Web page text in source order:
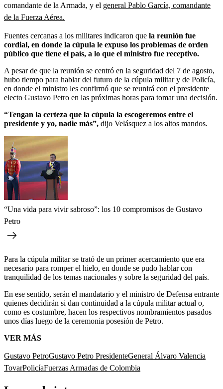
comandante de la Armada, y el general Pablo García, comandante
de la Fuerza Aérea.
Fuentes cercanas a los militares indicaron que la reunión fue
cordial, en donde la cúpula le expuso los problemas de orden
público que tiene el país, a lo que el ministro fue receptivo.
A pesar de que la reunión se centró en la seguridad del 7 de agosto,
hubo tiempo para hablar del futuro de la cúpula militar y de Policía,
en donde el ministro les confirmó que se reunirá con el presidente
electo Gustavo Petro en las próximas horas para tomar una decisión.
“Tengan la certeza que la cúpula la escogeremos entre el
presidente y yo, nadie más”, dijo Velásquez a los altos mandos.
“Una vida para vivir sabroso”: los 10 compromisos de Gustavo
Petro
Para la cúpula militar se trató de un primer acercamiento que era
necesario para romper el hielo, en donde se pudo hablar con
tranquilidad de los temas nacionales y sobre la seguridad del país.
En ese sentido, serán el mandatario y el ministro de Defensa entrante
quienes decidirán si dan continuidad a la cúpula militar actual o,
como es costumbre, hacen los respectivos nombramientos pasados
unos días luego de la ceremonia posesión de Petro.
VER MÁS
Gustavo PetroGustavo Petro PresidenteGeneral Álvaro Valencia
TovarPolicíaFuerzas Armadas de Colombia